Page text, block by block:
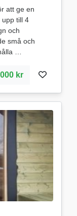
att ge en
upp till 4
och
små och
kr